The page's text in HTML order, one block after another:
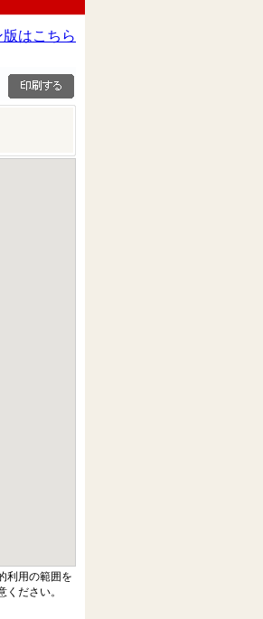
はこちら
利用の範囲を
ださい。